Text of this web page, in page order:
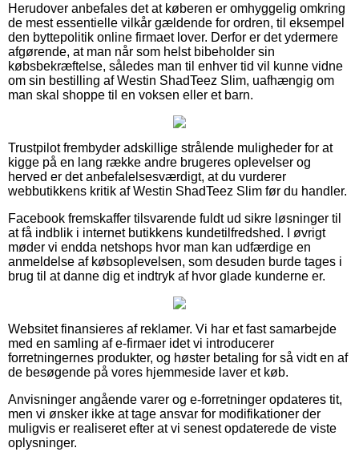
Herudover anbefales det at køberen er omhyggelig omkring
de mest essentielle vilkår gældende for ordren, til eksempel
den byttepolitik online firmaet lover. Derfor er det ydermere
afgørende, at man når som helst bibeholder sin
købsbekræftelse, således man til enhver tid vil kunne vidne
om sin bestilling af Westin ShadTeez Slim, uafhængig om
man skal shoppe til en voksen eller et barn.
Trustpilot frembyder adskillige strålende muligheder for at
kigge på en lang række andre brugeres oplevelser og
herved er det anbefalelsesværdigt, at du vurderer
webbutikkens kritik af Westin ShadTeez Slim før du handler.
Facebook fremskaffer tilsvarende fuldt ud sikre løsninger til
at få indblik i internet butikkens kundetilfredshed. I øvrigt
møder vi endda netshops hvor man kan udfærdige en
anmeldelse af købsoplevelsen, som desuden burde tages i
brug til at danne dig et indtryk af hvor glade kunderne er.
Websitet finansieres af reklamer. Vi har et fast samarbejde
med en samling af e-firmaer idet vi introducerer
forretningernes produkter, og høster betaling for så vidt en af
de besøgende på vores hjemmeside laver et køb.
Anvisninger angående varer og e-forretninger opdateres tit,
men vi ønsker ikke at tage ansvar for modifikationer der
muligvis er realiseret efter at vi senest opdaterede de viste
oplysninger.